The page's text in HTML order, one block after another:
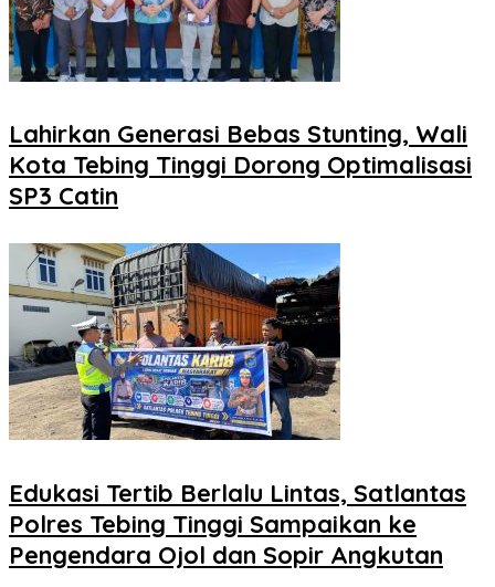
Lahirkan Generasi Bebas Stunting, Wali
Kota Tebing Tinggi Dorong Optimalisasi
SP3 Catin
Edukasi Tertib Berlalu Lintas, Satlantas
Polres Tebing Tinggi Sampaikan ke
Pengendara Ojol dan Sopir Angkutan